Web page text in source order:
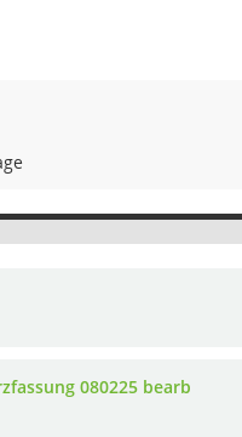
080225 bearb